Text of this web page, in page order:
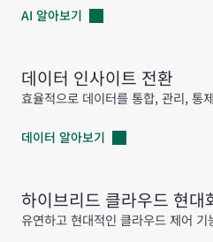
AI 알아보기
데이터 인사이트 전환
효율적으로 데이터를 통합, 관리, 통
데이터 알아보기
하이브리드 클라우드 현대
유연하고 현대적인 클라우드 제어 기